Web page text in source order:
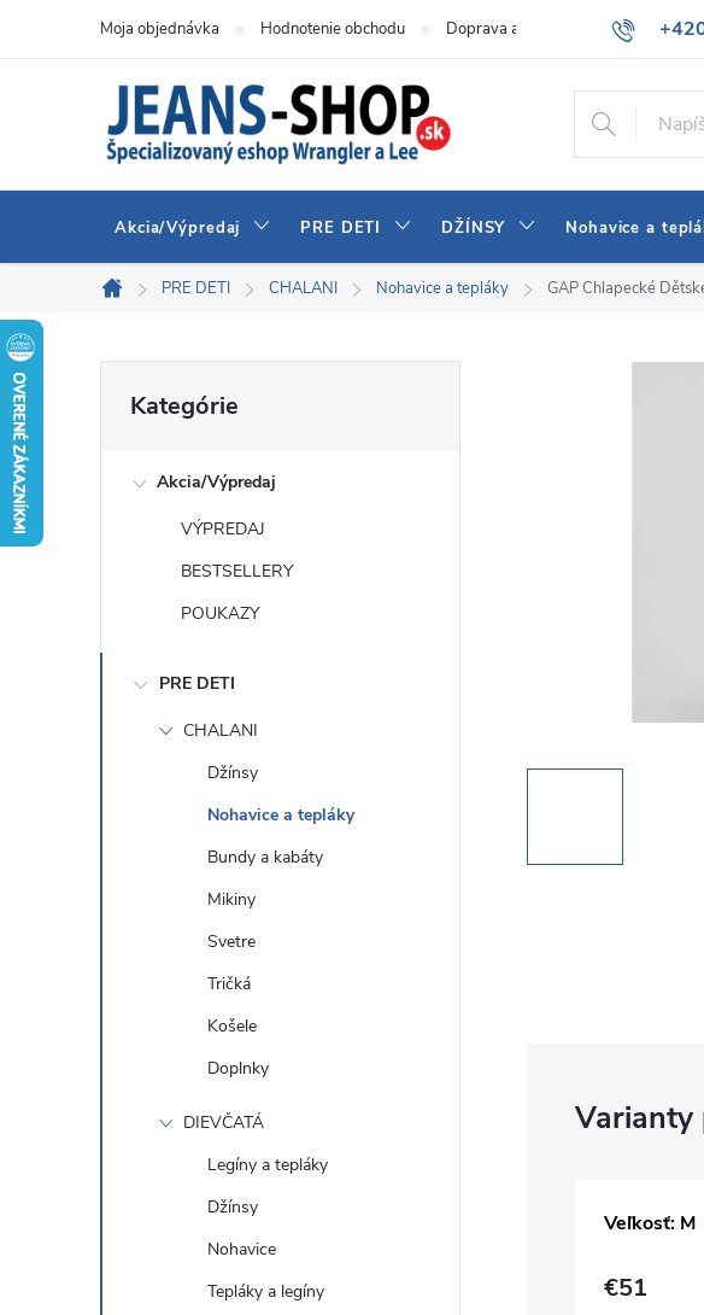
Moja objednávka Hodnotenie obchodu Doprava a platba Všeobecné
Akcia/Výpredaj PRE DETI DŽÍNSY Nohavice a
Domov
PRE DETI CHALANI Nohavice a tepláky GAP Chlapecké
kategórie
Kategórie
Akcia/Výpredaj
VÝPREDAJ
BESTSELLERY
POUKAZY
PRE DETI
CHALANI
Džínsy
Nohavice a tepláky
Bundy a kabáty
Mikiny
Svetre
Tričká
Košele
Doplnky
DIEVČATÁ
Legíny a tepláky
Džínsy
Nohavice
Tepláky a legíny
Veľkosť: M
€51